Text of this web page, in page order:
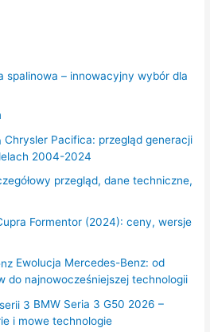
spalinowa – innowacyjny wybór dla
Chrysler Pacifica: przegląd generacji
2004-2024
przegląd, dane techniczne,
Formentor (2024): ceny, wersje
Ewolucja Mercedes-Benz: od
do najnowocześniejszej technologii
BMW Seria 3 G50 2026 –
i mowe technologie